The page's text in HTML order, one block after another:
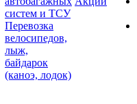
систем и ТСУ
Перевозка
велосипедов,
лыж,
байдарок
(каноэ, лодок)